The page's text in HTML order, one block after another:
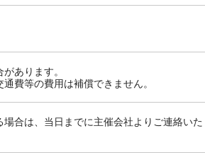
あります。
費等の費用は補償できません。
合は、当日までに主催会社よりご連絡いた